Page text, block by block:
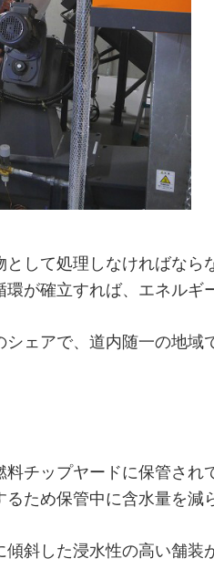
して処理しなければな
が確立すれば、エネルギ
ェアで、道内随一の地
チップヤードに保管さ
ため保管中に含水量を減
斜した浸水性の高い舗装